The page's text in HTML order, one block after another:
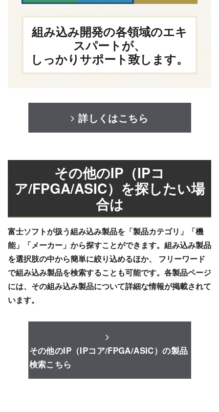
組み込み開発の各領域のエキ
スパートが、
しっかりサポート致します。
詳しくはこちら
その他のIP（IPコ
ア/FPGA/ASIC）を探したい場
合は
富士ソフトが扱う組み込み製品を「製品カテゴリ」「機
能」「メーカー」から探すことができます。組み込み製品
を選択肢の中から簡単に絞り込めるほか、 フリーワード
で組み込み製品を検索することも可能です。各製品ページ
には、その組み込み製品について詳細な情報が掲載されて
います。
その他のIP（IPコア/FPGA/ASIC）の製品
検索こちら